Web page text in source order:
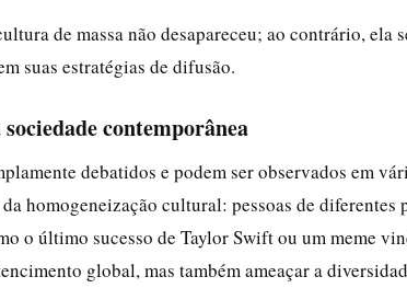
de massa não desapareceu; ao contrário, ela
suas estratégias de difusão.
contemporânea
debatidos e podem ser observados em
homogeneização cultural: pessoas de diferentes
o último sucesso de Taylor Swift ou um meme
global, mas também ameaçar a